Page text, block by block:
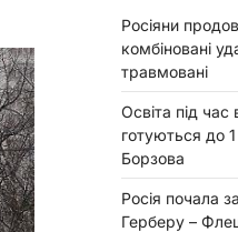
Росіяни
комбіновані
травмовані
Освіта під
готуються до
Борзова
Росія почала
Герберу –